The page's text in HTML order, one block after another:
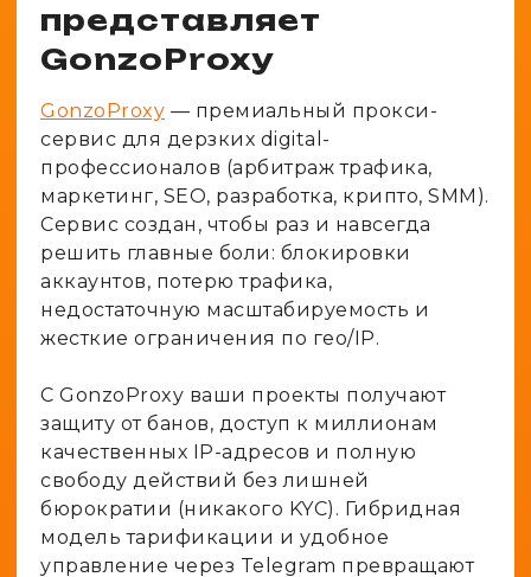
представляет
GonzoProxy
GonzoProxy — премиальный прокси-
сервис для дерзких digital-
профессионалов (арбитраж трафика,
маркетинг, SEO, разработка, крипто, SMM).
Сервис создан, чтобы раз и навсегда
решить главные боли: блокировки
аккаунтов, потерю трафика,
недостаточную масштабируемость и
жесткие ограничения по гео/IP.
С GonzoProxy ваши проекты получают
защиту от банов, доступ к миллионам
качественных IP-адресов и полную
свободу действий без лишней
бюрократии (никакого KYC). Гибридная
модель тарификации и удобное
управление через Telegram превращают